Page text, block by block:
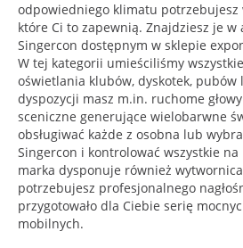
odpowiedniego klimatu potrzebujesz
które Ci to zapewnią. Znajdziesz je
Singercon dostępnym w sklepie
W tej kategorii umieściliśmy
oświetlania klubów, dyskotek, pubów
dyspozycji masz m.in. ruchome
sceniczne generujące wielobarwne
obsługiwać każde z osobna lub
Singercon i kontrolować wszystkie
marka dysponuje również
potrzebujesz profesjonalnego
przygotowało dla Ciebie serię
mobilnych.